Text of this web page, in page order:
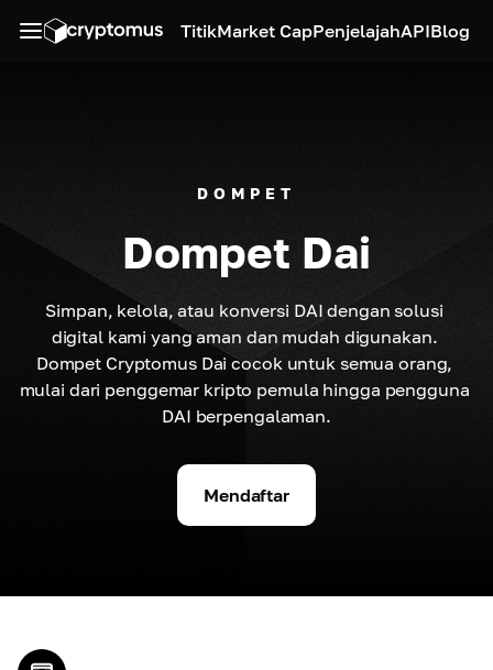
TitikMarket CapPenjelajahAPIBlog
DOMPET
Dompet Dai
Simpan, kelola, atau konversi DAI dengan solusi
digital kami yang aman dan mudah digunakan.
Dompet Cryptomus Dai cocok untuk semua orang,
mulai dari penggemar kripto pemula hingga pengguna
DAI berpengalaman.
Mendaftar